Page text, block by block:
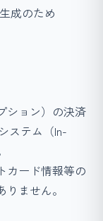
成のため
ション）の決済
ステム（In-
カード情報等の
ません。